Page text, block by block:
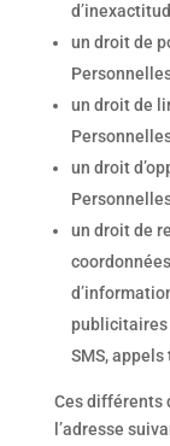
un droit de
un droit de
un droit
un droit de
publicitaires
SMS,
Ces différents
l’adresse